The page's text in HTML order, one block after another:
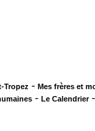
Tropez - Mes frères et
- Le Calendrier-